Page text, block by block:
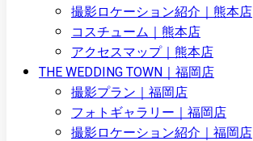
撮影ロケーション紹介｜熊本店
コスチューム｜熊本店
アクセスマップ｜熊本店
THE WEDDING TOWN｜福岡店
撮影プラン｜福岡店
フォトギャラリー｜福岡店
撮影ロケーション紹介｜福岡店